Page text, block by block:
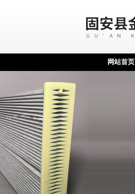
网站首页